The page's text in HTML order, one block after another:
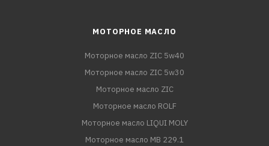
МОТОРНОЕ МАСЛО
Моторное масло ZIC 5w40
Моторное масло ZIC 5w30
Моторное масло ZIC
Моторное масло ROLF
Моторное масло LIQUI MOLY
Моторное масло MB 229.1